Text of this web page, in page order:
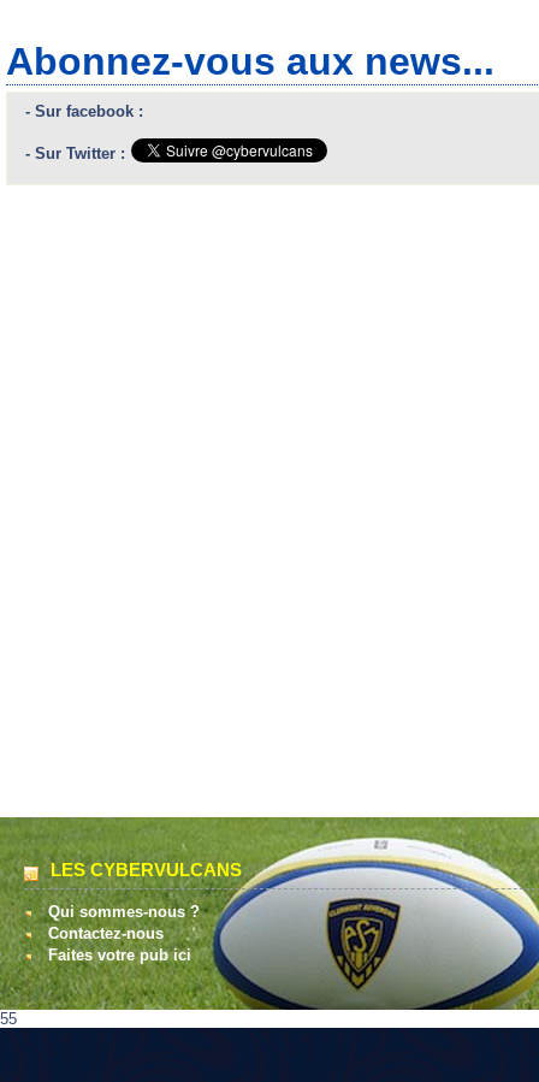
Abonnez-vous aux news...
- Sur facebook :
- Sur Twitter :
LES CYBERVULCANS
Qui sommes-nous ?
Contactez-nous
Faites votre pub ici
55